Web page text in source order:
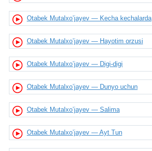
Otabek Mutalxo’jayev — Kecha kechalarda
Otabek Mutalxo’jayev — Hayotim orzusi
Otabek Mutalxo’jayev — Digi-digi
Otabek Mutalxo’jayev — Dunyo uchun
Otabek Mutalxo’jayev — Salima
Otabek Mutalxo’jayev — Ayt Tun